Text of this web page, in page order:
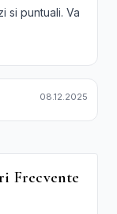
si puntuali. Va
08.12.2025
Frecvente